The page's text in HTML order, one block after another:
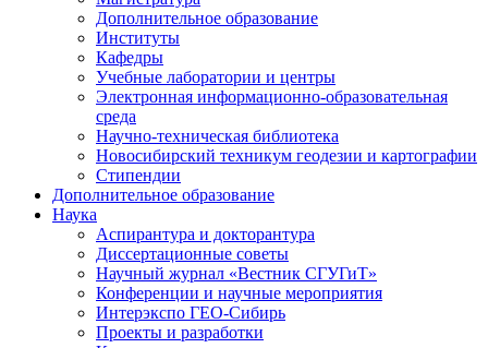
Дополнительное образование
Институты
Кафедры
Учебные лаборатории и центры
Электронная информационно-образовательная
среда
Научно-техническая библиотека
Новосибирский техникум геодезии и картографии
Стипендии
Дополнительное образование
Наука
Аспирантура и докторантура
Диссертационные советы
Научный журнал «Вестник СГУГиТ»
Конференции и научные мероприятия
Интерэкспо ГЕО-Сибирь
Проекты и разработки